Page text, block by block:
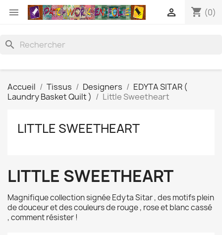
 shopping_cart (0)

search
Accueil Tissus Designers
EDYTA SITAR (
Laundry Basket Quilt )
Little Sweetheart
LITTLE SWEETHEART
LITTLE SWEETHEART
Magnifique collection signée Edyta Sitar , des motifs plein
de douceur et des couleurs de rouge , rose et blanc cassé
, comment résister !